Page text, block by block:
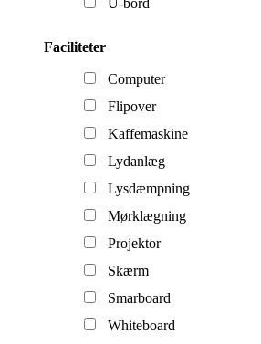
Faciliteter
Computer
Flipover
Kaffemaskine
Lydanlæg
Lysdæmpning
Mørklægning
Projektor
Skærm
Smarboard
Whiteboard